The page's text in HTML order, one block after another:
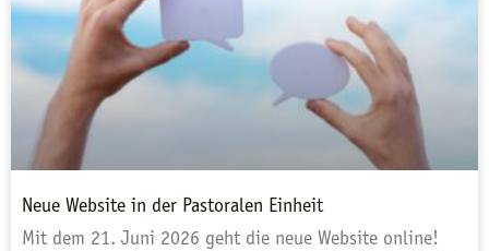
Neue Website in der Pastoralen Einheit
Mit dem 21. Juni 2026 geht die neue Website online!